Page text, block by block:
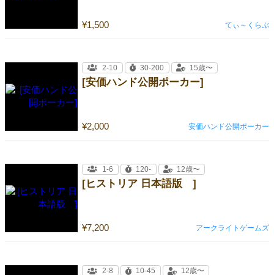
¥1,500 てぃ～くらぶ
[安価ハンド公開ポーカー]
¥2,000
2-10 30-200 15歳〜
安価ハンド公開ポーカー
[ヒストリア 日本語版 ]
¥7,200
1-6 120- 12歳〜
アークライトゲームズ
2-8 10-45 12歳〜